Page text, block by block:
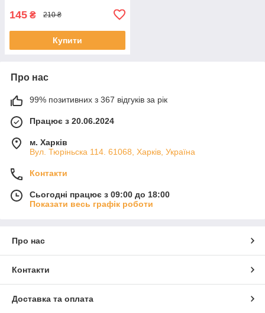
145 ₴ 210 ₴
Купити
Про нас
99% позитивних з 367 відгуків за рік
Працює з 20.06.2024
м. Харків
Вул. Тюріньска 114. 61068, Харків, Україна
Контакти
Сьогодні працює з 09:00 до 18:00
Показати весь графік роботи
Про нас
Контакти
Доставка та оплата